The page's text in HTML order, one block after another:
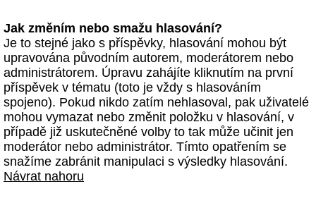
Jak změním nebo smažu hlasování?
Je to stejné jako s příspěvky, hlasování mohou být
upravována původním autorem, moderátorem nebo
administrátorem. Úpravu zahájíte kliknutím na první
příspěvek v tématu (toto je vždy s hlasováním
spojeno). Pokud nikdo zatím nehlasoval, pak uživatelé
mohou vymazat nebo změnit položku v hlasování, v
případě již uskutečněné volby to tak může učinit jen
moderátor nebo administrátor. Tímto opatřením se
snažíme zabránit manipulaci s výsledky hlasování.
Návrat nahoru